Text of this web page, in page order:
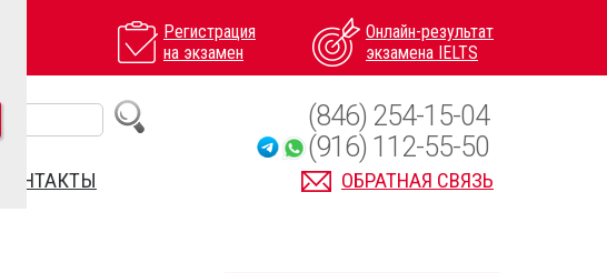
Регистрация
на экзамен
Онлайн-результат
экзамена IELTS
КОНТАКТЫ ОБРАТНАЯ СВЯЗЬ
(846) 254-15-04
(916) 112-55-50